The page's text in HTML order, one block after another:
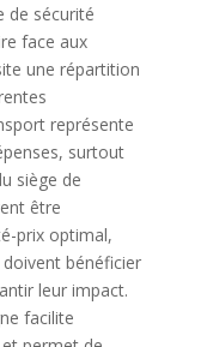
de sécurité
face aux
une répartition
représente
surtout
siège de
être
prix optimal,
bénéficier
leur impact.
facilite